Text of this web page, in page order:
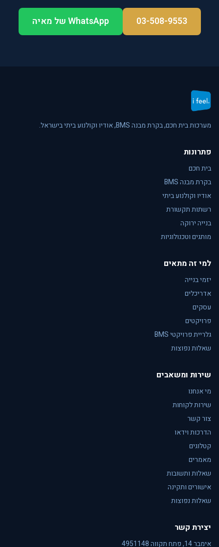
03-508-9553 WhatsApp של מאיה
מערכות בית חכם, בקרת מבנה BMS, אודיו וקולנוע ביתי בישראל.
פתרונות
בית חכם
בקרת מבנה BMS
אודיו וקולנוע ביתי
רשתות תקשורת
בנייה ירוקה
מותגים וטכנולוגיות
למי זה מתאים
יזמי בנייה
אדריכלים
עסקים
פרויקטים
גלריית פרויקטי BMS
שאלות נפוצות
שירות ומשאבים
מי אנחנו
שירות לקוחות
צור קשר
הדרכות וידאו
קטלוגים
מאמרים
שאלות ותשובות
אישורים ותקינה
שאלות נפוצות
יצירת קשר
אימבר 14, פתח תקווה 4951148